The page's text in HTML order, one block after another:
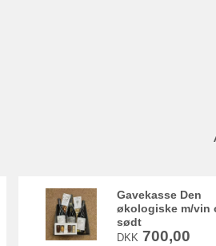
Gavekasse Den
økologiske m/vin
sødt
DKK 700,00